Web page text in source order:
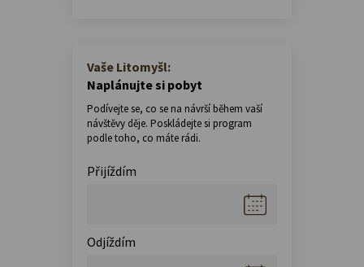
Vaše Litomyšl:
Naplánujte si pobyt
Podívejte se, co se na návrší během vaší
návštěvy děje. Poskládejte si program
podle toho, co máte rádi.
Přijíždím
Odjíždím